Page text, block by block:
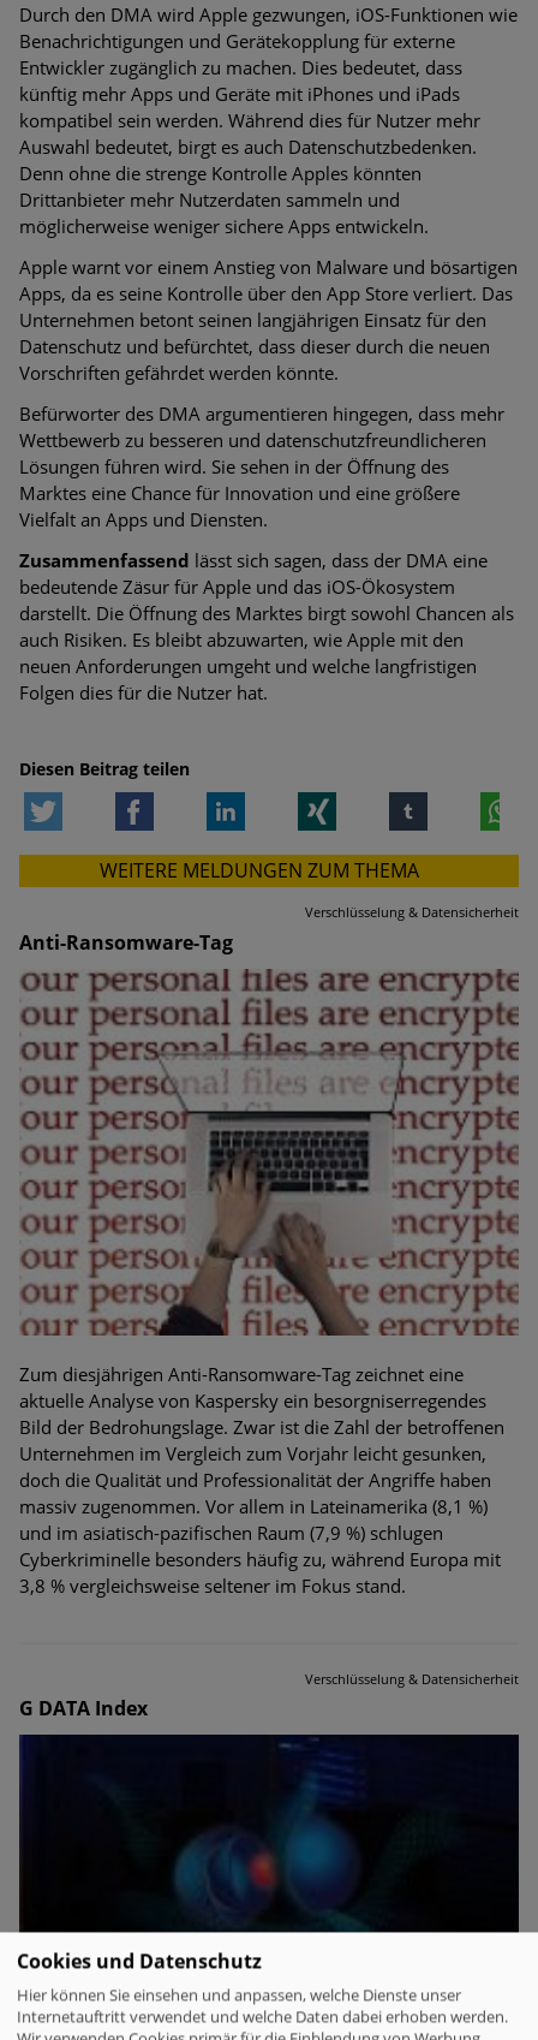
Durch den DMA wird Apple gezwungen, iOS-Funktionen wie
Benachrichtigungen und Gerätekopplung für externe
Entwickler zugänglich zu machen. Dies bedeutet, dass
künftig mehr Apps und Geräte mit iPhones und iPads
kompatibel sein werden. Während dies für Nutzer mehr
Auswahl bedeutet, birgt es auch Datenschutzbedenken.
Denn ohne die strenge Kontrolle Apples könnten
Drittanbieter mehr Nutzerdaten sammeln und
möglicherweise weniger sichere Apps entwickeln.
Apple warnt vor einem Anstieg von Malware und bösartigen
Apps, da es seine Kontrolle über den App Store verliert. Das
Unternehmen betont seinen langjährigen Einsatz für den
Datenschutz und befürchtet, dass dieser durch die neuen
Vorschriften gefährdet werden könnte.
Befürworter des DMA argumentieren hingegen, dass mehr
Wettbewerb zu besseren und datenschutzfreundlicheren
Lösungen führen wird. Sie sehen in der Öffnung des
Marktes eine Chance für Innovation und eine größere
Vielfalt an Apps und Diensten.
Zusammenfassend lässt sich sagen, dass der DMA eine
bedeutende Zäsur für Apple und das iOS-Ökosystem
darstellt. Die Öffnung des Marktes birgt sowohl Chancen als
auch Risiken. Es bleibt abzuwarten, wie Apple mit den
neuen Anforderungen umgeht und welche langfristigen
Folgen dies für die Nutzer hat.
Diesen Beitrag teilen
Facebook LinkedIn tumblr
WEITERE MELDUNGEN ZUM THEMA
Verschlüsselung & Datensicherheit
Anti-Ransomware-Tag
Zum diesjährigen Anti-Ransomware-Tag zeichnet eine
aktuelle Analyse von Kaspersky ein besorgniserregendes
Bild der Bedrohungslage. Zwar ist die Zahl der betroffenen
Unternehmen im Vergleich zum Vorjahr leicht gesunken,
doch die Qualität und Professionalität der Angriffe haben
massiv zugenommen. Vor allem in Lateinamerika (8,1 %)
und im asiatisch-pazifischen Raum (7,9 %) schlugen
Cyberkriminelle besonders häufig zu, während Europa mit
3,8 % vergleichsweise seltener im Fokus stand.
Verschlüsselung & Datensicherheit
G DATA Index
Cookies und Datenschutz
Hier können Sie einsehen und anpassen, welche Dienste unser
Internetauftritt verwendet und welche Daten dabei erhoben werden.